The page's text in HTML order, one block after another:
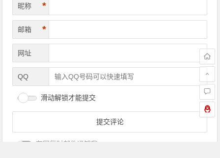
昵称 *
邮箱 *
网址
QQ
滑动解锁才能提交
有回复时邮件通知我